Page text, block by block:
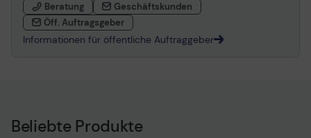
Beratung
Geschäftskunden
Öff. Auftragsgeber
Informationen für öffentliche Auftraggeber
Beliebte Produkte